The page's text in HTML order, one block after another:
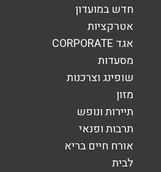
חדש במועדון
אטרקציות
אגד CORPORATE
מסעדות
שופינג וצרכנות
מזון
תיירות ונופש
תרבות ופנאי
אורח חיים בריא
לבית